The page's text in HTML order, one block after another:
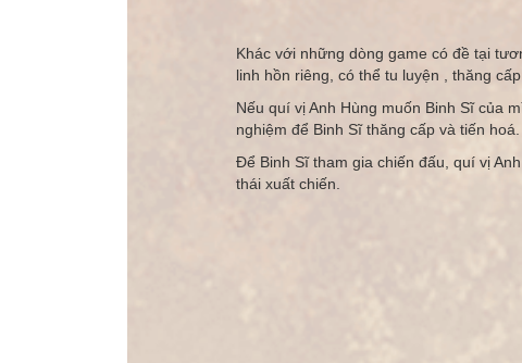
Khác với những dòng game có đề tại
linh hồn riêng, có thể tu luyện , thăng cấp
Nếu quí vị Anh Hùng muốn Binh Sĩ của
nghiệm để Binh Sĩ thăng cấp và tiến hoá.
Để Binh Sĩ tham gia chiến đấu, quí vị
thái xuất chiến.